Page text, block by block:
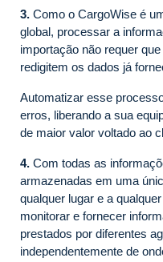
3. Como o CargoWise é
global, processar a
importação não requer
redigitem os dados já
Automatizar esse
erros, liberando a sua
de maior valor voltado ao
4. Com todas as
armazenadas em uma
qualquer lugar e a
monitorar e fornecer
prestados por diferentes
independentemente de